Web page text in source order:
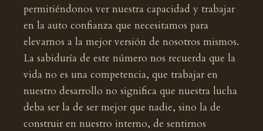
permitiéndonos ver nuestra capacidad y trabajar
en la auto confianza que necesitamos para
elevarnos a la mejor versión de nosotros mismos.
La sabiduría de este número nos recuerda que la
vida no es una competencia, que trabajar en
nuestro desarrollo no significa que nuestra lucha
deba ser la de ser mejor que nadie, sino la de
construir en nuestro interno, de sentirnos